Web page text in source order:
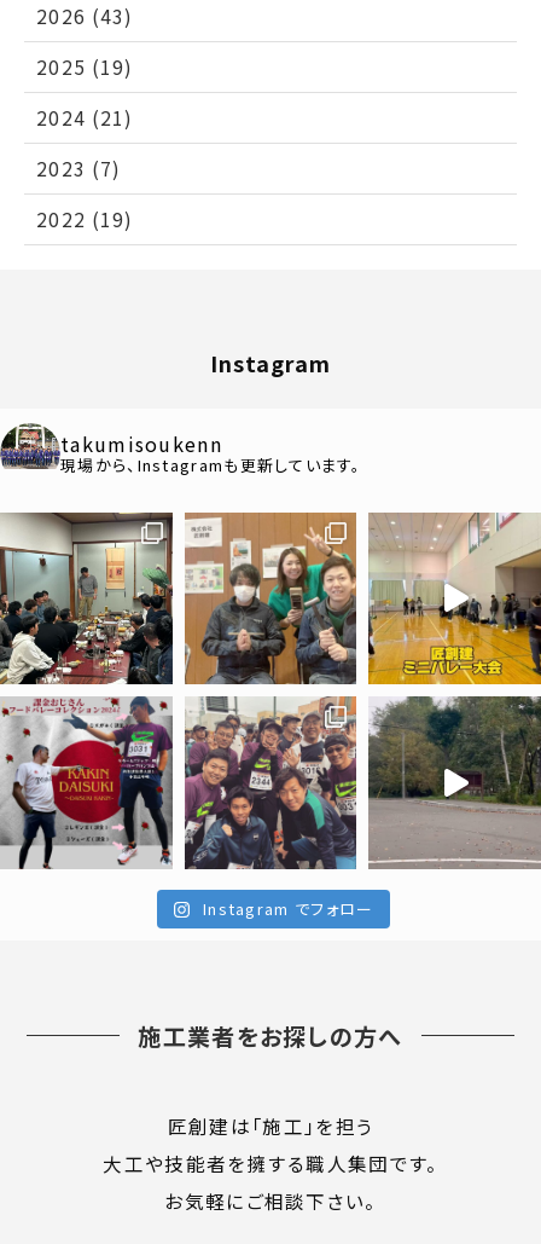
2026 (43)
2025 (19)
2024 (21)
2023 (7)
2022 (19)
Instagram
takumisoukenn
現場から、Instagramも更新しています。
Instagram でフォロー
施工業者をお探しの方へ
匠創建は「施工」を担う
大工や技能者を擁する職人集団です。
お気軽にご相談下さい。